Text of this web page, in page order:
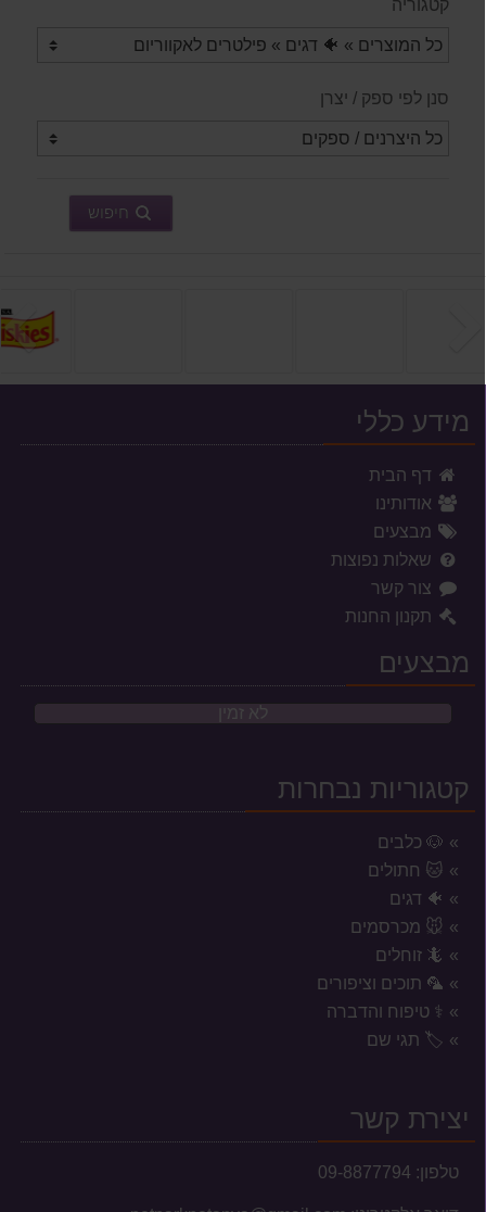
קטגוריה
סנן לפי ספק / יצרן
חיפוש
מידע כללי
דף הבית
אודותינו
מבצעים
שאלות נפוצות
צור קשר
תקנון החנות
מבצעים
לא זמין
קטגוריות נבחרות
🐶 כלבים
🐱 חתולים
🐠 דגים
🐭 מכרסמים
🦎 זוחלים
🦜 תוכים וציפורים
⚕️ טיפוח והדברה
🏷️ תגי שם
יצירת קשר
טלפון: 09-8877794
אזורי משלוח לשקי מזון, אקווריומים